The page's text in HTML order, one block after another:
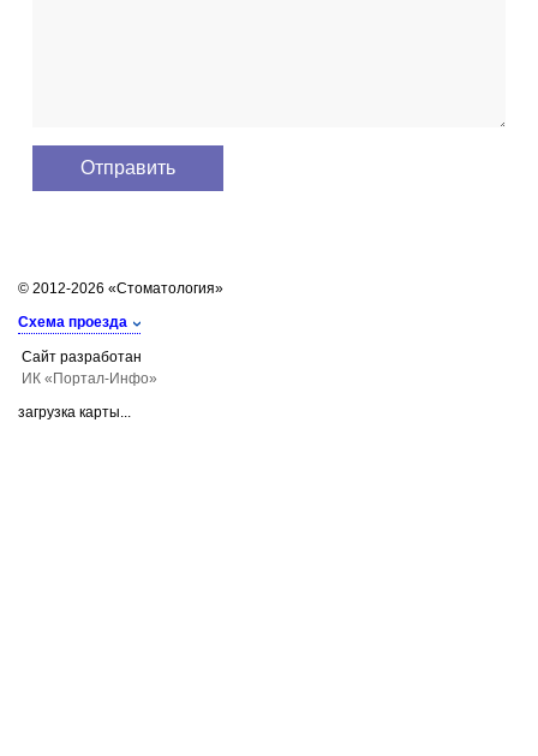
© 2012-2026 «Стоматология»
Схема проезда
Сайт разработан
ИК «Портал-Инфо»
загрузка карты...